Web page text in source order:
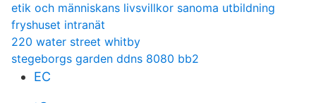
etik och människans livsvillkor sanoma utbildning
fryshuset intranät
220 water street whitby
stegeborgs garden ddns 8080 bb2
EC